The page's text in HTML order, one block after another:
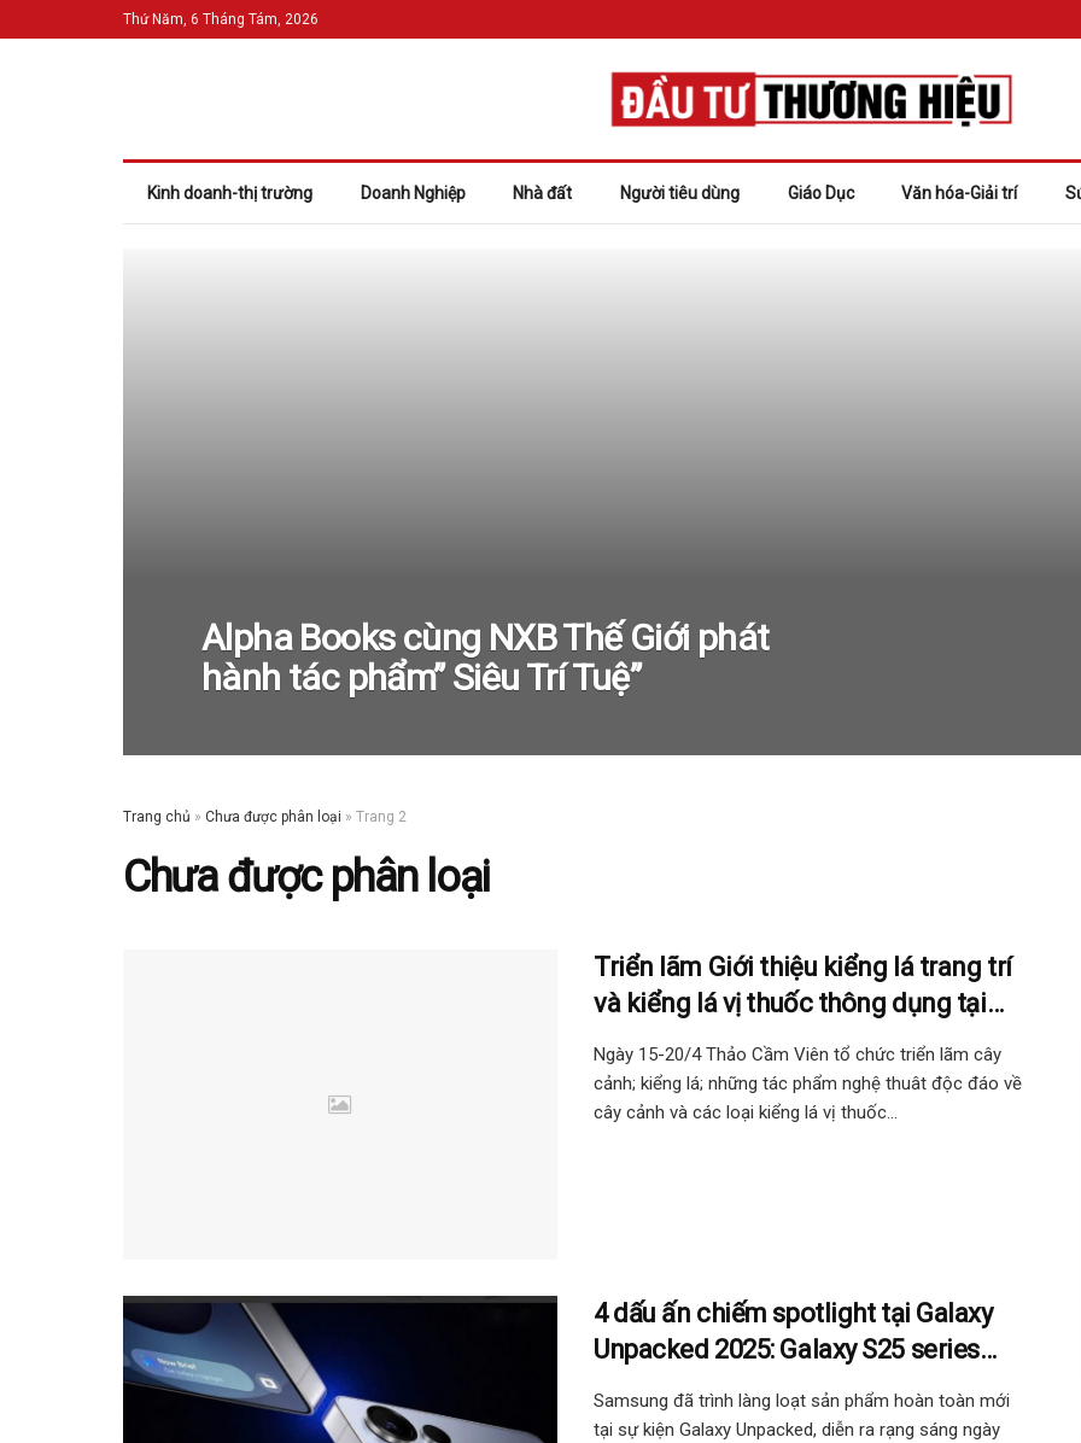
Thứ Năm, 6 Tháng Tám, 2026
Kinh doanh-thị trường Doanh Nghiệp Nhà đất Người tiêu dùng Giáo Dục Văn hóa-Giải trí
Alpha Books cùng NXB Thế Giới phát
hành tác phẩm” Siêu Trí Tuệ”
Trang chủ » Chưa được phân loại » Trang 2
Chưa được phân loại
Triển lãm Giới thiệu kiểng lá trang trí
và kiểng lá vị thuốc thông dụng tại
Thảo Cầm Viên
Ngày 15-20/4 Thảo Cầm Viên tổ chức triển lãm cây
cảnh; kiểng lá; những tác phẩm nghệ thuât độc đáo về
cây cảnh và các loại kiểng lá vị thuốc...
4 dấu ấn chiếm spotlight tại Galaxy
Unpacked 2025: Galaxy S25 series
nhiều điểm mới, nhưng thu hút nhất
vẫn là Galaxy AI mô phỏng con người!
Samsung đã trình làng loạt sản phẩm hoàn toàn mới
tại sự kiện Galaxy Unpacked, diễn ra rạng sáng ngày